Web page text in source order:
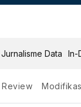
Jurnalisme Data In-
Review